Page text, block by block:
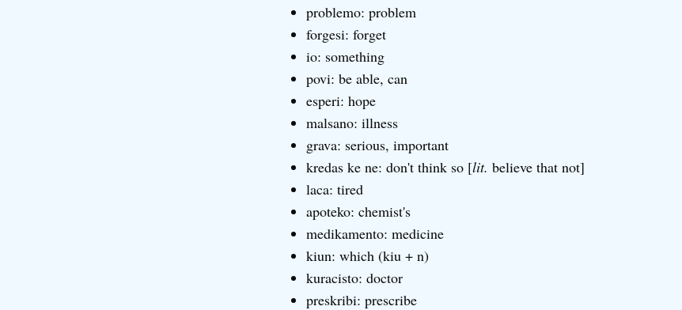
problemo: problem
forgesi: forget
io: something
povi: be able, can
esperi: hope
malsano: illness
grava: serious, important
kredas ke ne: don't think so [lit. believe that not]
laca: tired
apoteko: chemist's
medikamento: medicine
kiun: which (kiu + n)
kuracisto: doctor
preskribi: prescribe